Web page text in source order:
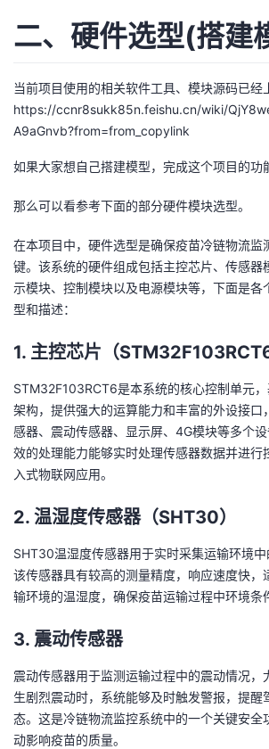
二、硬件选型(搭建
当前项目使用的相关软件工具、模块源码已经
https://ccnr8sukk85n.feishu.cn/wiki/
A9aGnvb?from=from_copylink
如果大家想自己搭建模型，完成这个项目的功
那么可以看参考下面的部分硬件模块选型。
在本项目中，硬件选型是确保疫苗冷链物流监
键。该系统的硬件组成包括主控芯片、传感器
示模块、控制模块以及电源模块等，下面是各
型和描述：
1. 主控芯片（STM32F103RCT6
STM32F103RCT6是本系统的核心控制单元
架构，提供强大的运算能力和丰富的外设接口
感器、震动传感器、显示屏、4G模块等多个
效的处理能力能够实时处理传感器数据并进行
入式物联网应用。
2. 温湿度传感器（SHT30）
SHT30温湿度传感器用于实时采集运输环境中
该传感器具有较高的测量精度，响应速度快，
输环境的温湿度，确保疫苗运输过程中环境条
3. 震动传感器
震动传感器用于监测运输过程中的震动情况，
生剧烈震动时，系统能够及时触发警报，提醒
态。这是冷链物流监控系统中的一个关键安全
动影响疫苗的质量。